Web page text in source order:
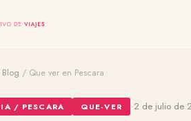
Blog / Que ver en Pescara
/ PESCARA QUE-VER ·2 de julio de